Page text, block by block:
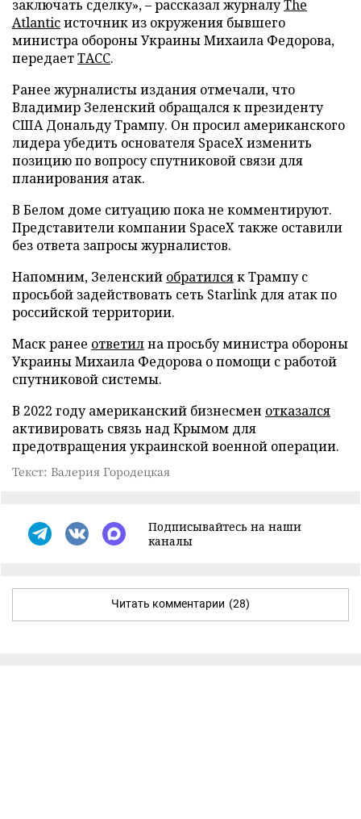
заключать сделку», – рассказал журналуThe
Atlanticисточник из окружения бывшего
министра обороны Украины Михаила Федорова,
передаетТАСС.
Ранее журналисты издания отмечали, что
Владимир Зеленский обращался к президенту
США Дональду Трампу. Он просил американского
лидера убедить основателя SpaceX изменить
позицию по вопросу спутниковой связи для
планирования атак.
В Белом доме ситуацию пока не комментируют.
Представители компании SpaceX также оставили
без ответа запросы журналистов.
Напомним, Зеленский обратилсяк Трампу с
просьбой задействовать сеть Starlink для атак по
российской территории.
Маск ранее ответилна просьбу министра обороны
Украины Михаила Федорова о помощи с работой
спутниковой системы.
В 2022 году американский бизнесмен отказался
активировать связь над Крымом для
предотвращения украинской военной операции.
Текст: Валерия Городецкая
Подписывайтесь на наши
каналы
Читать комментарии (28)